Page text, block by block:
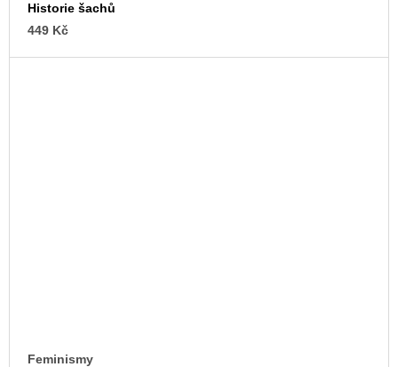
Historie šachů
449 Kč
Feminismy